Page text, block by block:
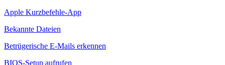
Apple Kurzbefehle-App
Bekannte Dateien
Betrügerische E-Mails erkennen
BIOS-Setup aufrufen